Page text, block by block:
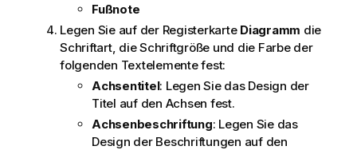
Fußnote
Legen Sie auf der Registerkarte Diagramm die
Schriftart, die Schriftgröße und die Farbe der
folgenden Textelemente fest:
Achsentitel: Legen Sie das Design der
Titel auf den Achsen fest.
Achsenbeschriftung: Legen Sie das
Design der Beschriftungen auf den